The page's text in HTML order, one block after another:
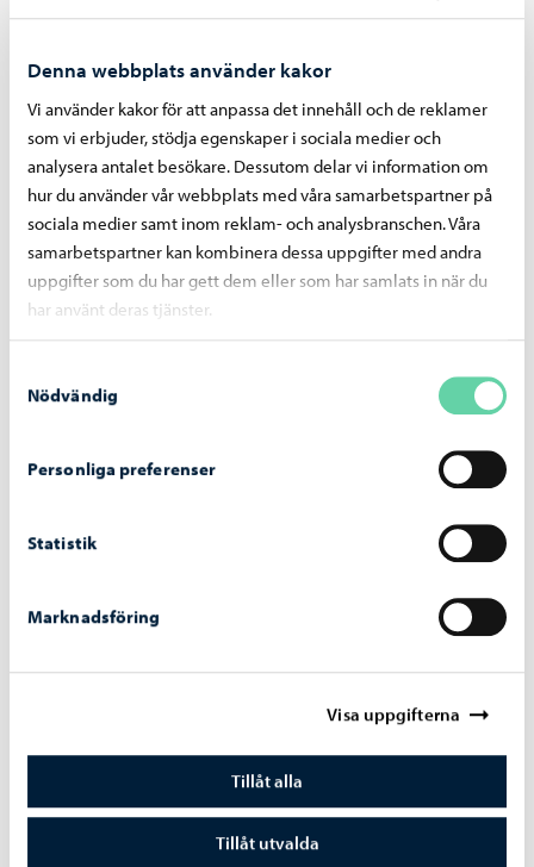
Denna webbplats använder kakor
Vi använder kakor för att anpassa det innehåll och de reklamer
som vi erbjuder, stödja egenskaper i sociala medier och
analysera antalet besökare. Dessutom delar vi information om
hur du använder vår webbplats med våra samarbetspartner på
sociala medier samt inom reklam- och analysbranschen. Våra
samarbetspartner kan kombinera dessa uppgifter med andra
uppgifter som du har gett dem eller som har samlats in när du
har använt deras tjänster.
Nödvändig
Personliga preferenser
Statistik
Marknadsföring
Visa uppgifterna
Tillåt alla
Tillåt utvalda
För elever och hemmet
För elever och hemmet
Anmälning